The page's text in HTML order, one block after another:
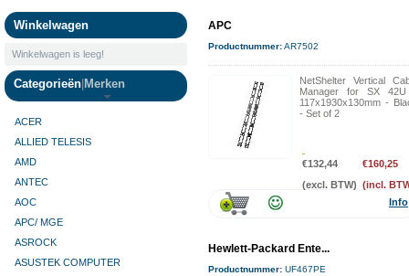
Winkelwagen
Winkelwagen is leeg!
Categorieën Merken
ACER
ALLIED TELESIS
AMD
ANTEC
AOC
APC/ MGE
ASROCK
ASUSTEK COMPUTER
APC
Productnummer:AR7502
NetShelter Vertical
Manager for SX
117x1930x130mm -
- Set of 2
€132,44
(excl. BTW)
€160,25
(incl.
Info
Hewlett-Packard Ente...
Productnummer: UF467PE